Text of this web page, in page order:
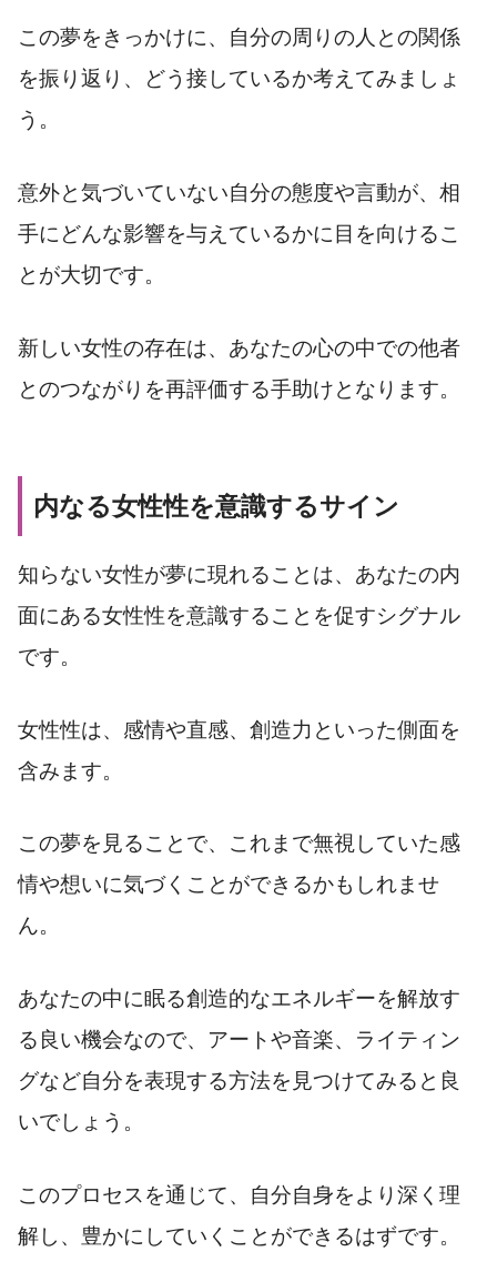
この夢をきっかけに、自分の周りの人との関係
を振り返り、どう接しているか考えてみましょ
う。
意外と気づいていない自分の態度や言動が、相
手にどんな影響を与えているかに目を向けるこ
とが大切です。
新しい女性の存在は、あなたの心の中での他者
とのつながりを再評価する手助けとなります。
内なる女性性を意識するサイン
知らない女性が夢に現れることは、あなたの内
面にある女性性を意識することを促すシグナル
です。
女性性は、感情や直感、創造力といった側面を
含みます。
この夢を見ることで、これまで無視していた感
情や想いに気づくことができるかもしれませ
ん。
あなたの中に眠る創造的なエネルギーを解放す
る良い機会なので、アートや音楽、ライティン
グなど自分を表現する方法を見つけてみると良
いでしょう。
このプロセスを通じて、自分自身をより深く理
解し、豊かにしていくことができるはずです。